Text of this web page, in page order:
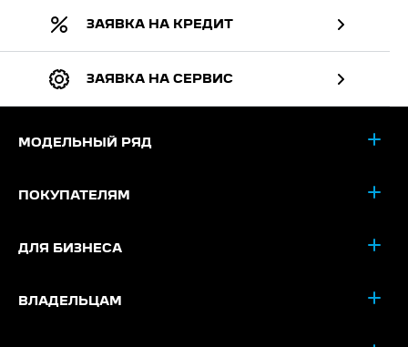
ЗАЯВКА НА КРЕДИТ
ЗАЯВКА НА СЕРВИС
МОДЕЛЬНЫЙ РЯД
ПОКУПАТЕЛЯМ
ДЛЯ БИЗНЕСА
ВЛАДЕЛЬЦАМ